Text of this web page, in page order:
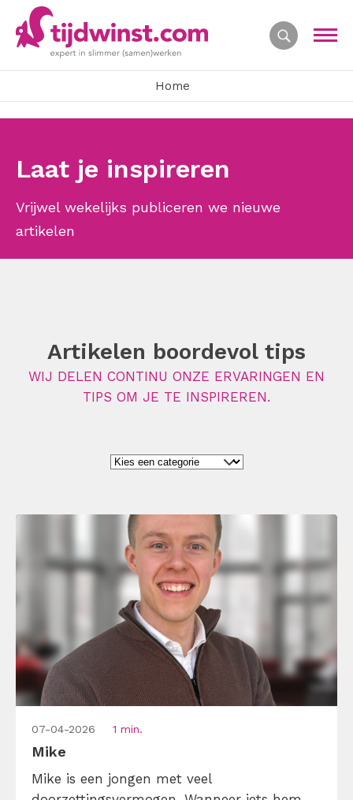
Home
Laat je inspireren
Vrijwel wekelijks publiceren we nieuwe
artikelen
Artikelen boordevol tips
WIJ DELEN CONTINU ONZE ERVARINGEN EN
TIPS OM JE TE INSPIREREN.
07-04-2026 1 min.
Mike
Mike is een jongen met veel